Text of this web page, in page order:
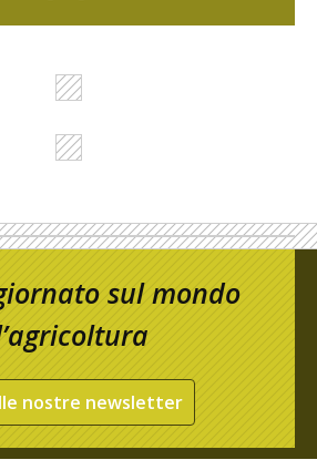
sul mondo
nostre newsletter